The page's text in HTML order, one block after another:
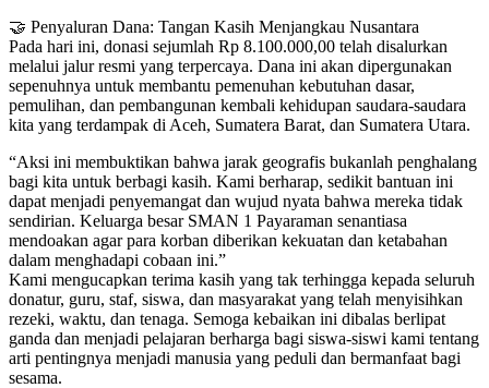
🤝 Penyaluran Dana: Tangan Kasih Menjangkau Nusantara
Pada hari ini, donasi sejumlah Rp 8.100.000,00 telah disalurkan
melalui jalur resmi yang terpercaya. Dana ini akan dipergunakan
sepenuhnya untuk membantu pemenuhan kebutuhan dasar,
pemulihan, dan pembangunan kembali kehidupan saudara-saudara
kita yang terdampak di Aceh, Sumatera Barat, dan Sumatera Utara.
“Aksi ini membuktikan bahwa jarak geografis bukanlah penghalang
bagi kita untuk berbagi kasih. Kami berharap, sedikit bantuan ini
dapat menjadi penyemangat dan wujud nyata bahwa mereka tidak
sendirian. Keluarga besar SMAN 1 Payaraman senantiasa
mendoakan agar para korban diberikan kekuatan dan ketabahan
dalam menghadapi cobaan ini.”
Kami mengucapkan terima kasih yang tak terhingga kepada seluruh
donatur, guru, staf, siswa, dan masyarakat yang telah menyisihkan
rezeki, waktu, dan tenaga. Semoga kebaikan ini dibalas berlipat
ganda dan menjadi pelajaran berharga bagi siswa-siswi kami tentang
arti pentingnya menjadi manusia yang peduli dan bermanfaat bagi
sesama.